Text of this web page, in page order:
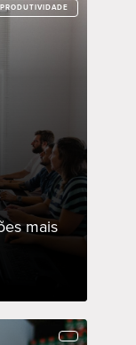
PRODUTIVIDADE
mais
PRODUTIVIDADE